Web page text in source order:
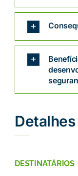
Detalhes
DESTINATÁRIOS